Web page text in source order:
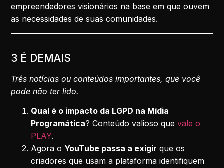
empreendedores visionários na base em que ouvem
as necessidades de suas comunidades.
3 É DEMAIS
Três notícias ou conteúdos importantes, que você
pode não ter lido.
Qual é o impacto da LGPD na Mídia
Programática? Conteúdo valioso quevale o
PLAY.
Agora o YouTube passa a exigir que os
criadores que usam a plataforma identifiquem